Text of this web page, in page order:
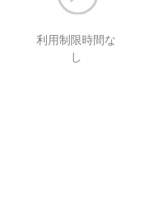
利用制限時間な
し